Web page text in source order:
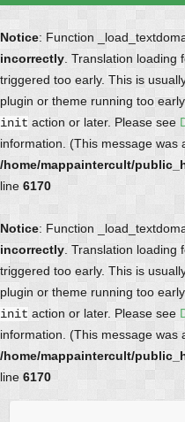
Notice: Function
incorrectly . Translation loading
triggered too early. This is
plugin or theme running too
init action or later. Please see
information. (This message was
/home/mappaintercult/
line 6170
Notice: Function
incorrectly . Translation loading
triggered too early. This is
plugin or theme running too
init action or later. Please see
information. (This message was
/home/mappaintercult/
line 6170